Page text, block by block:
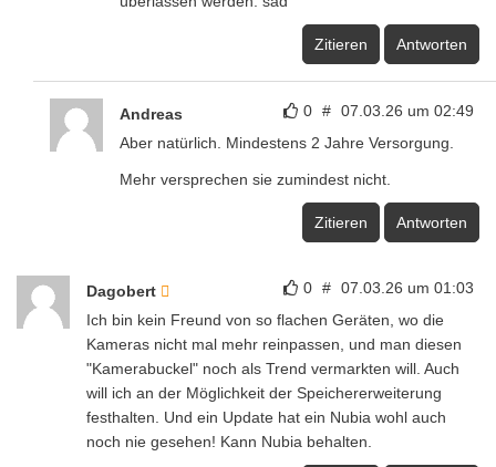
Zitieren Antworten
0 # 07.03.26 um 02:49
Andreas
Aber natürlich. Mindestens 2 Jahre Versorgung.
Mehr versprechen sie zumindest nicht.
Zitieren Antworten
0 # 07.03.26 um 01:03
Dagobert
Ich bin kein Freund von so flachen Geräten, wo die
Kameras nicht mal mehr reinpassen, und man diesen
"Kamerabuckel" noch als Trend vermarkten will. Auch
will ich an der Möglichkeit der Speichererweiterung
festhalten. Und ein Update hat ein Nubia wohl auch
noch nie gesehen! Kann Nubia behalten.